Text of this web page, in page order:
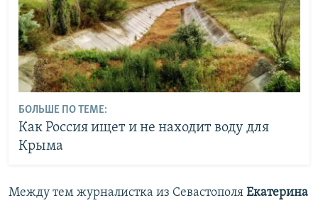
БОЛЬШЕ ПО ТЕМЕ:
Как Россия ищет и не находит воду для
Крыма
Между тем журналистка из Севастополя Екатерина